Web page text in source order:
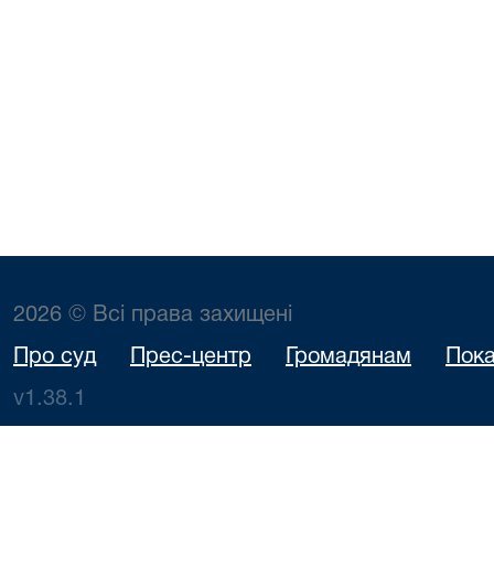
2026 © Всі права захищені
Про суд Прес-центр Громадянам
v1.38.1